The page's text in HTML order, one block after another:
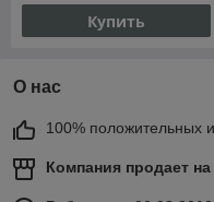
Купить
О нас
100% положительных
Компания продает на